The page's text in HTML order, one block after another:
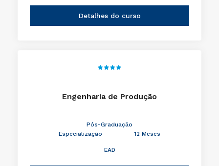
Detalhes do curso
Engenharia de Produção
Pós-Graduação
Especialização
12 Meses
EAD